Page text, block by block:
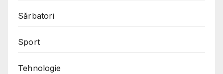
Sărbatori
Sport
Tehnologie